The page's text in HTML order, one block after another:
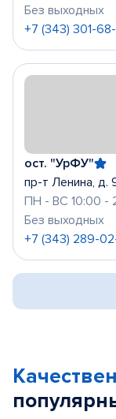
Без выходных
+7 (343) 301-68-
ост. "УрФУ"
пр-т Ленина, д.
ПН - ВС 10:00 -
Без выходных
+7 (343) 289-